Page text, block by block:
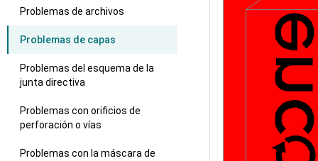
Problemas de archivos
Problemas de capas
Problemas del esquema de la
junta directiva
Problemas con orificios de
perforación o vías
Problemas con la máscara de